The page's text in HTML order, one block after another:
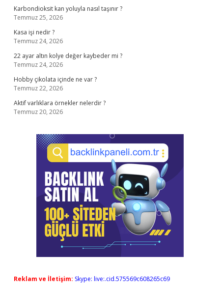
Karbondioksit kan yoluyla nasıl taşınır ?
Temmuz 25, 2026
Kasa işi nedir ?
Temmuz 24, 2026
22 ayar altın kolye değer kaybeder mi ?
Temmuz 24, 2026
Hobby çikolata içinde ne var ?
Temmuz 22, 2026
Aktif varlıklara örnekler nelerdir ?
Temmuz 20, 2026
Reklam ve İletişim: Skype: live:.cid.575569c608265c69